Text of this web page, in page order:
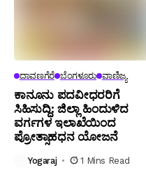
ದಾವಣಗೆರೆ ಬೆಂಗಳೂರು ವಾಣಿಜ್ಯ
ಕಾನೂನು ಪದವೀಧರರಿಗೆ
ಸಿಹಿಸುದ್ದಿ: ಜಿಲ್ಲಾ ಹಿಂದುಳಿದ
ವರ್ಗಗಳ ಇಲಾಖೆಯಿಂದ
ಪ್ರೋತ್ಸಾಹಧನ ಯೋಜನೆ
Yogaraj 1 Mins Read